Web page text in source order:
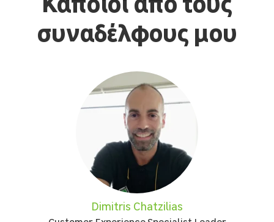
συναδέλφους μου
Dimitris Chatzilias